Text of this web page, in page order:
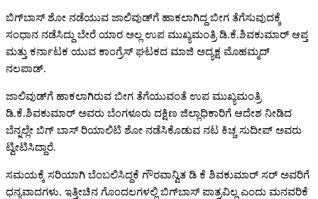
ಬಿಗ್‌ಬಾಸ್‌ ಶೋ ನಡೆಯುವ ಜಾಲಿವುಡ್‌ಗೆ ಹಾಕಲಾಗಿದ್ದ ಬೀಗ ತೆಗೆಸುವುದಕ್ಕೆ
ಸಂಧಾನ ನಡೆಸಿದ್ದು ಬೇರೆ ಯಾರ ಅಲ್ಲ ಉಪ ಮುಖ್ಯಮಂತ್ರಿ ಡಿ.ಕೆ.ಶಿವಕುಮಾರ್‌ ಆಪ್ತ
ಮತ್ತು ಕರ್ನಾಟಕ ಯುವ ಕಾಂಗ್ರೆಸ್‌ ಘಟಕದ ಮಾಜಿ ಅದ್ಯಕ್ಷ ಮೊಹಮ್ಮದ್‌
ನಲಪಾಡ್‌.
ಜಾಲಿವುಡ್‌ಗೆ ಹಾಕಲಾಗಿರುವ ಬೀಗ ತೆಗೆಯುವಂತೆ ಉಪ ಮುಖ್ಯಮಂತ್ರಿ
ಡಿ.ಕೆ.ಶಿವಕುಮಾರ್‌ ಅವರು ಬೆಂಗಳೂರು ದಕ್ಷಿಣ ಜಿಲ್ಲಾಧಿಕಾರಿಗೆ ಆದೇಶ ನೀಡಿದ
ಬೆನ್ನಲ್ಲೇ ಬಿಗ್‌ ಬಾಸ್‌ ರಿಯಾಲಿಟಿ ಶೋ ನಡೆಸಿಕೊಡುವ ನಟ ಕಿಚ್ಚ ಸುದೀಪ್‌ ಅವರು
ಟ್ವೀಟಿಸಿದ್ದಾರೆ.
ಸಮಯಕ್ಕೆ ಸರಿಯಾಗಿ ಬೆಂಬಲಿಸಿದ್ದಕೆ ಗೌರವಾನ್ವಿತ ಡಿ ಕೆ ಶಿವಕುಮಾರ್‌ ಸರ್‌ ಅವರಿಗೆ
ಧನ್ಯವಾದಗಳು. ಇತ್ತೀಚಿನ ಗೊಂದಲಗಳಲ್ಲಿ ಬಿಗ್‌ಬಾಸ್‌ ಪಾತ್ರವಿಲ್ಲ ಎಂದು ಮನವರಿಕೆ